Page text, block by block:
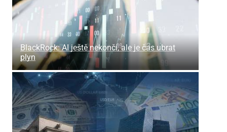
BlackRock: AI ještě nekončí, ale je čas ubrat
plyn